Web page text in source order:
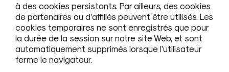
à des cookies persistants. Par ailleurs, des cookies
de partenaires ou d’affiliés peuvent être utilisés. Les
cookies temporaires ne sont enregistrés que pour
la durée de la session sur notre site Web, et sont
automatiquement supprimés lorsque l’utilisateur
ferme le navigateur.